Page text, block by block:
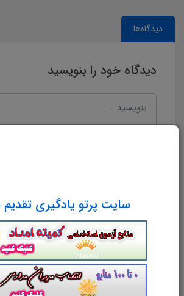
سایت پرتو یادگیری
دیدگاه‌ها
دیدگاه خود را بنویسید
نام و نام خانوادگی
پست الکترونیک